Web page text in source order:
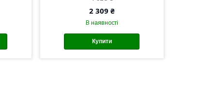
2 309 ₴
В наявності
Купити